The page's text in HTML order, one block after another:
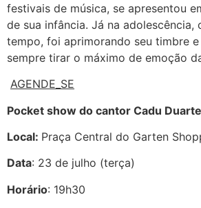
festivais de música, se apresentou
de sua infância. Já na
tempo, foi aprimorando seu timbre
sempre tirar o máximo de emoção
AGENDE_SE
Pocket show do cantor Cadu Duarte
Local: Praça Central do Garten
Data: 23 de julho (terça)
Horário: 19h30